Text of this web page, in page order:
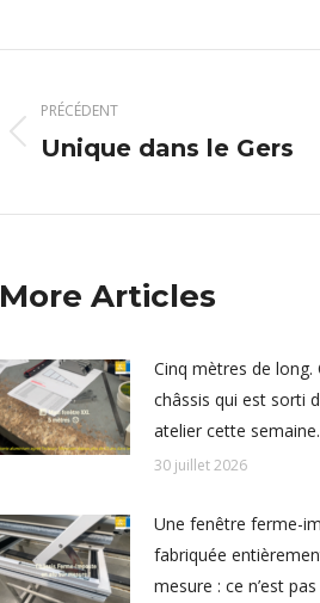
article
PRÉCÉDENT
Article
Unique dans le Gers
More Articles
Cinq mètres de long.
châssis qui est sorti
atelier cette semaine.
30 juillet 2026
Une fenêtre ferme-
fabriquée
mesure : ce n’est